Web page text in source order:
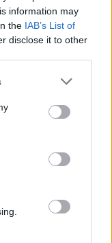
information may
the IAB’s List of
disclose it to other
or more Google
You may click to
party tags to
in below Google
Jelszó
térképes